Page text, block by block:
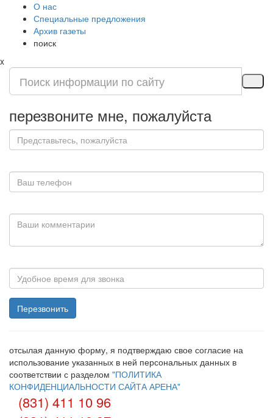
О нас
Специальные предложения
Архив газеты
поиск
x
перезвоните мне, пожалуйста
отсылая данную форму, я подтверждаю свое согласие на
использование указанных в ней персональных данных в
соответствии с разделом "ПОЛИТИКА
КОНФИДЕНЦИАЛЬНОСТИ САЙТА АРЕНА"
(831) 411 10 96